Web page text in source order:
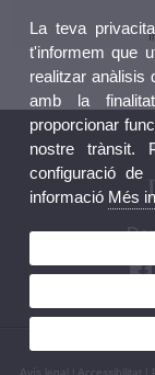
© 2026 UV. - Av.
La teva
t'informem que
realitzar anàlisis
amb la
proporcionar
nostre trànsit.
configuració
informació Més